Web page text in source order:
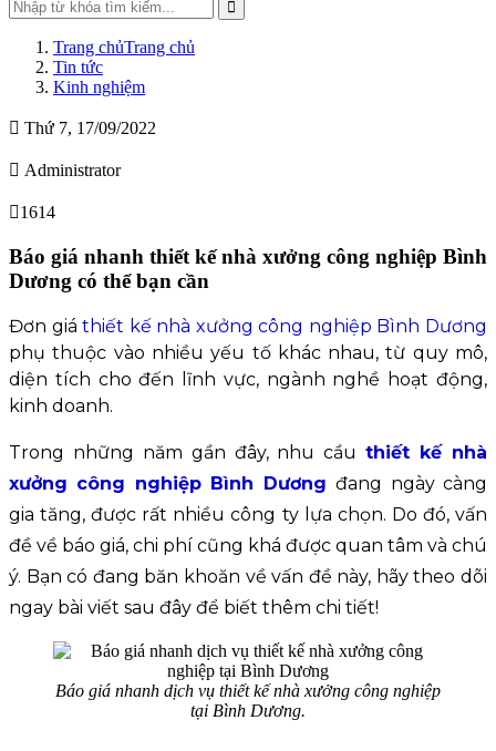
Trang chủTrang chủ
Tin tức
Kinh nghiệm
Thứ 7, 17/09/2022
Administrator
1614
Báo giá nhanh thiết kế nhà xưởng công nghiệp Bình
Dương có thể bạn cần
Đơn giáthiết kế nhà xưởng công nghiệp Bình Dương
phụ thuộc vào nhiều yếu tố khác nhau, từ quy mô,
diện tích cho đến lĩnh vực, ngành nghề hoạt động,
kinh doanh.
Trong những năm gần đây, nhu cầuthiết kế nhà
xưởng công nghiệp Bình Dương đang ngày càng
gia tăng, được rất nhiều công ty lựa chọn. Do đó, vấn
đề về báo giá, chi phí cũng khá được quan tâm và chú
ý. Bạn có đang băn khoăn về vấn đề này, hãy theo dõi
ngay bài viết sau đây để biết thêm chi tiết!
Báo giá nhanh dịch vụ thiết kế nhà xưởng công nghiệp
tại Bình Dương.